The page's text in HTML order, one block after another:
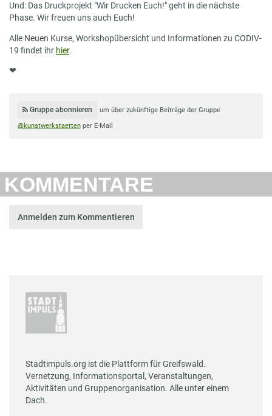
Und: Das Druckprojekt "Wir Drucken Euch!" geht in die nächste
Phase. Wir freuen uns auch Euch!
Alle Neuen Kurse, Workshopübersicht und Informationen zu CODIV-
19 findet ihr hier.
❤
Gruppe abonnieren
um über zukünftige Beiträge der Gruppe
@kunstwerkstaettenper E-Mail
KOMMENTARE
Anmelden zum Kommentieren
Stadtimpuls.org ist die Plattform für Greifswald.
Vernetzung, Informationsportal, Veranstaltungen,
Aktivitäten und Gruppenorganisation. Alle unter einem
Dach.